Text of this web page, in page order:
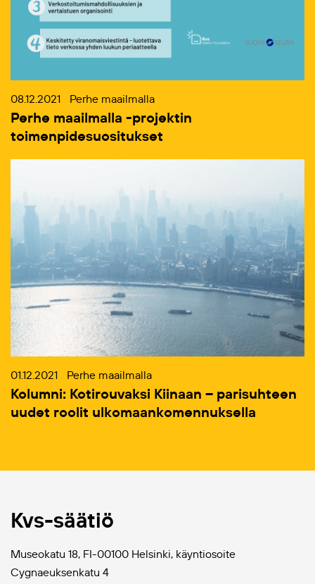
08.12.2021 Perhe maailmalla
Perhe maailmalla -projektin
toimenpidesuositukset
01.12.2021 Perhe maailmalla
Kolumni: Kotirouvaksi Kiinaan – parisuhteen
uudet roolit ulkomaankomennuksella
Kvs-säätiö
Museokatu 18, FI-00100 Helsinki, käyntiosoite
Cygnaeuksenkatu 4